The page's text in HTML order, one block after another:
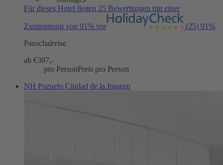
Für dieses Hotel liegen 25 Bewertungen mit einer
Zustimmung von 91% vor (25) 91%
Pauschalreise
ab €397,-
pro PersonPreis pro Person
NH Pozuelo Ciudad de la Imagen